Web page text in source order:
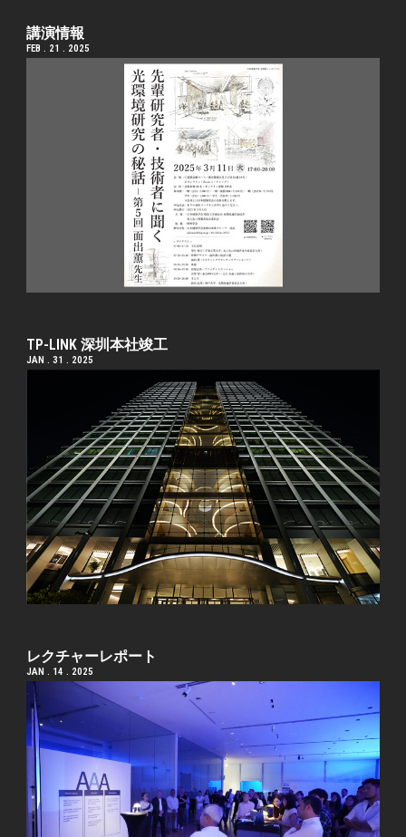
講演情報
FEB . 21 . 2025
TP-LINK 深圳本社竣工
JAN . 31 . 2025
レクチャーレポート
JAN . 14 . 2025